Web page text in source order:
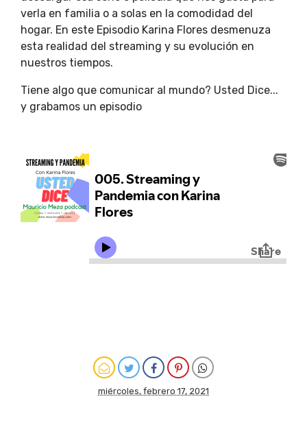
verla en familia o a solas en la comodidad del
hogar. En este Episodio Karina Flores desmenuza
esta realidad del streaming y su evolución en
nuestros tiempos.
Tiene algo que comunicar al mundo? Usted Dice...
y grabamos un episodio
miércoles, febrero 17, 2021